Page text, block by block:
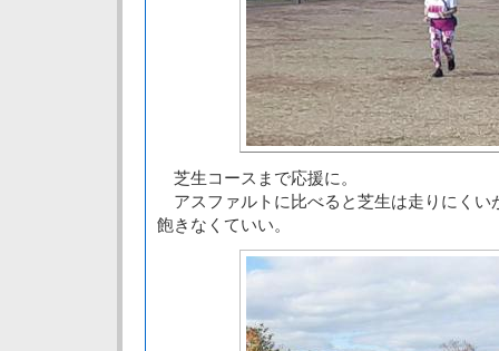
芝生コースまで応援に。
アスファルトに比べると芝生は走りにくい
飽きなくていい。